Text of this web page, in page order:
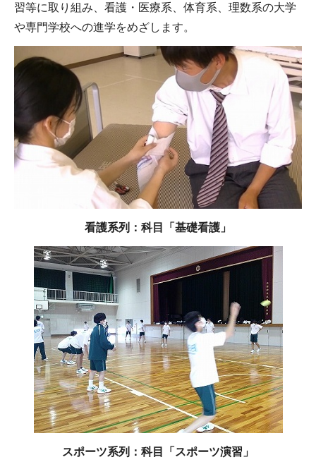
習等に取り組み、看護・医療系、体育系、理数系の大学
や専門学校への進学をめざします。
看護系列：科目「基礎看護」
スポーツ系列：科目「スポーツ演習」